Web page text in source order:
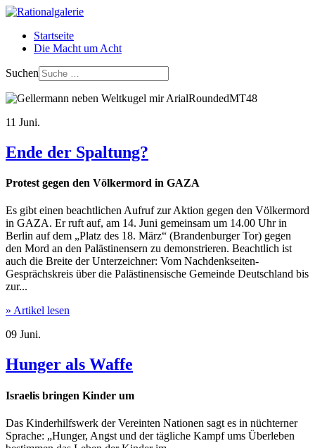
Startseite
Die Macht um Acht
Suchen
11 Juni.
Ende der Spaltung?
Protest gegen den Völkermord in GAZA
Es gibt einen beachtlichen Aufruf zur Aktion gegen den Völkermord
in GAZA. Er ruft auf, am 14. Juni gemeinsam um 14.00 Uhr in
Berlin auf dem „Platz des 18. März“ (Brandenburger Tor) gegen
den Mord an den Palästinensern zu demonstrieren. Beachtlich ist
auch die Breite der Unterzeichner: Vom Nachdenkseiten-
Gesprächskreis über die Palästinensische Gemeinde Deutschland bis
zur...
» Artikel lesen
09 Juni.
Hunger als Waffe
Israelis bringen Kinder um
Das Kinderhilfswerk der Vereinten Nationen sagt es in nüchterner
Sprache: „Hunger, Angst und der tägliche Kampf ums Überleben